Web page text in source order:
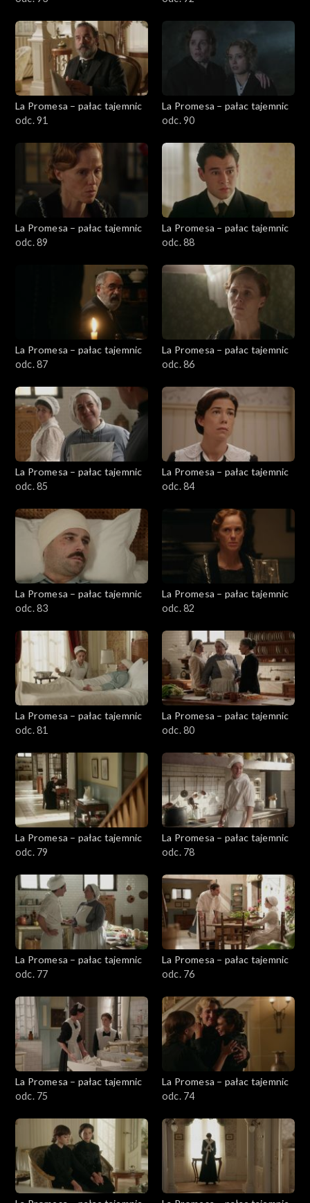
La Promesa – pałac tajemnic
odc. 91
La Promesa – pałac tajemnic
odc. 90
La Promesa – pałac tajemnic
odc. 89
La Promesa – pałac tajemnic
odc. 88
La Promesa – pałac tajemnic
odc. 87
La Promesa – pałac tajemnic
odc. 86
La Promesa – pałac tajemnic
odc. 85
La Promesa – pałac tajemnic
odc. 84
La Promesa – pałac tajemnic
odc. 83
La Promesa – pałac tajemnic
odc. 82
La Promesa – pałac tajemnic
odc. 81
La Promesa – pałac tajemnic
odc. 80
La Promesa – pałac tajemnic
odc. 79
La Promesa – pałac tajemnic
odc. 78
La Promesa – pałac tajemnic
odc. 77
La Promesa – pałac tajemnic
odc. 76
La Promesa – pałac tajemnic
odc. 75
La Promesa – pałac tajemnic
odc. 74